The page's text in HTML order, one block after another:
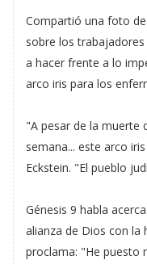
Compartió una foto
sobre los
a hacer frente a lo
arco iris para los
"A pesar de la muerte
semana... este arco
Eckstein. "El pueblo
Génesis 9 habla
alianza de Dios con la
proclama: "He puesto